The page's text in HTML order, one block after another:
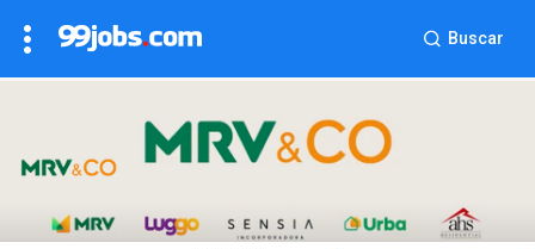
Buscar